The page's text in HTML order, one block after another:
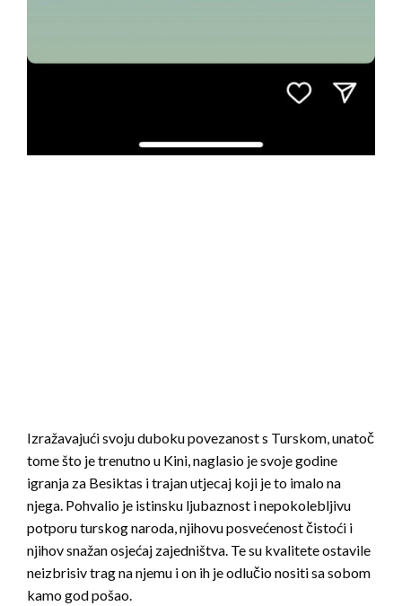
Izražavajući svoju duboku povezanost s Turskom, unatoč
tome što je trenutno u Kini, naglasio je svoje godine
igranja za Besiktas i trajan utjecaj koji je to imalo na
njega. Pohvalio je istinsku ljubaznost i nepokolebljivu
potporu turskog naroda, njihovu posvećenost čistoći i
njihov snažan osjećaj zajedništva. Te su kvalitete ostavile
neizbrisiv trag na njemu i on ih je odlučio nositi sa sobom
kamo god pošao.